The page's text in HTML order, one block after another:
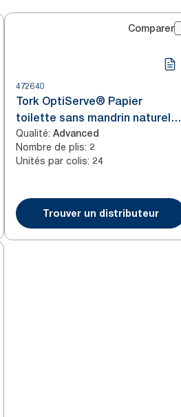
Comparer
472640
Tork OptiServe® Papier
toilette sans mandrin naturel
T7
Qualité: Advanced
Nombre de plis: 2
Unités par colis: 24
Trouver un distributeur